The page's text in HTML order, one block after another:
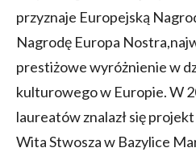
przyznaje Europejską
Nagrodę Europa
prestiżowe wyróżnienie w
kulturowego w Europie. W
laureatów znalazł się
Wita Stwosza w Bazylice